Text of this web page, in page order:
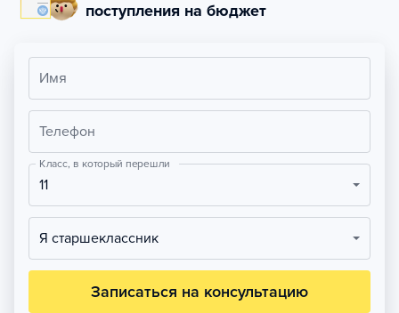
поступления на бюджет
Имя
Телефон
Класс, в который перешли
11
Я старшеклассник
Записаться на консультацию